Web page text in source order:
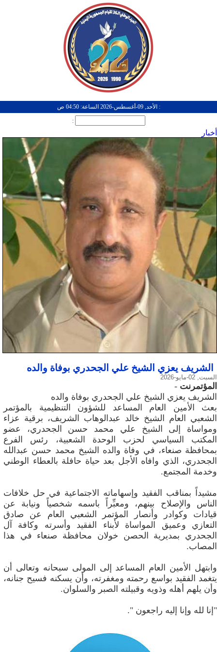
: الأحد, 09-أغسطس-2026 الساعة: 04:50 ص
:
أخبار
الشريف يعزي الشيخ علي الجحدري بوفاة والده
السبت, 02-مايو-2026
المؤتمرنت -
الشريف يعزي الشيخ علي الجحدري بوفاة والده
بعث الأمين العام المساعد للشؤون التنظيمية بالمؤتمر
الشعبي العام الشيخ خالد عبدالوهاب الشريف، برقية عزاء
ومواساة إلى الشيخ علي محمد حسن الجحدري، عضو
المكتب السياسي لحزب الوحدة الشعبية، رئس الفرع
بمحافظة صنعاء، في وفاة والده الشيخ محمد حسن عبدالله
الجحدري، الذي وافاه الأجل بعد حياة حافلة بالعطاء الوطني
وخدمة المجتمع.
مشيداً بمناقب الفقيد وإسهاماته الاجتماعية في حل خلافات
الناس والإصلاح بينهم، ومعبِّراً باسمه شخصياً ونيابة عن
قيادات وكوادر وأنصار المؤتمر الشعبي العام عن صادق
التعازي وعميق المواساة لأبناء الفقيد وأسرته وكافة آل
الجحدري بمديرية الحصن خولان محافظة صنعاء في هذا
المصاب.
وابتهل الأمين العام المساعد إلى المولى سبحانه وتعالى أن
يتغمد الفقيد بواسع رحمته ومغفرته، وأن يسكنه فسيح جنانه،
وأن يلهم أهله وذويه وقبيلته الصبر والسلوان.
"إنا لله وإنا إليه راجعون ".